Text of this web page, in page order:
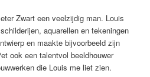
Zwart een veelzijdig man. Louis
aquarellen en tekeningen
en maakte bijvoorbeeld zijn
ook een talentvol beeldhouwer
die Louis me liet zien.